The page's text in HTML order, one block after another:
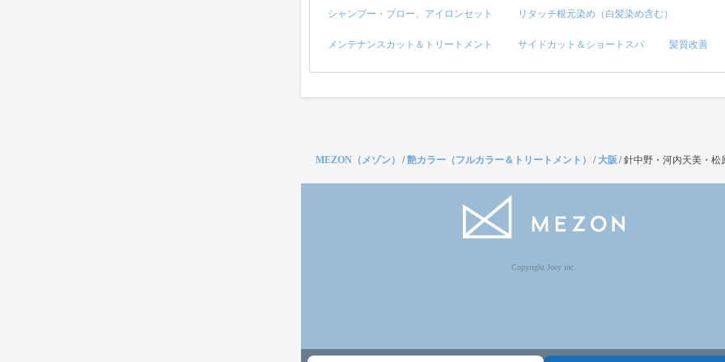
シャンプー・ブロー、アイロンセット リタッチ根元染め（白髪染め含む）
メンテナンスカット＆トリートメント サイドカット＆ショートスパ 髪質改善
MEZON（メゾン） /艶カラー（フルカラー＆トリートメント） /大阪 /針中野・河内天美・松
Copyright Jocy inc.